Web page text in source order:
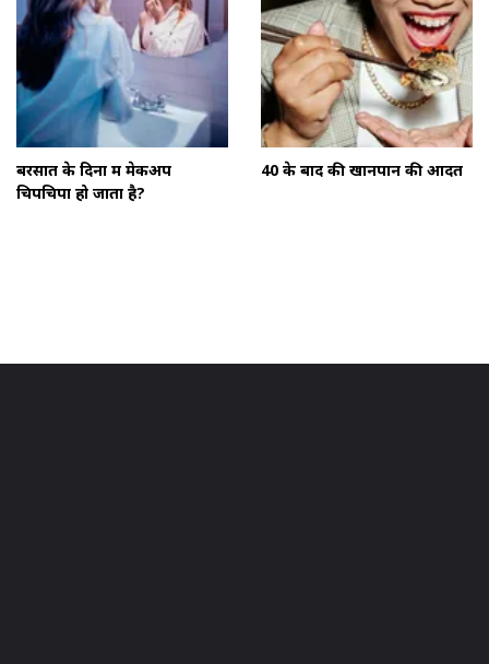
बरसात के दिनों में मेकअप
चिपचिपा हो जाता है?
40 के बाद की खानपान की आदतें